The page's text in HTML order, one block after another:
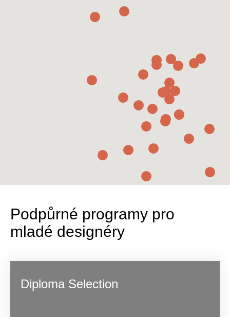
Podpůrné programy pro
mladé designéry
Diploma Selection